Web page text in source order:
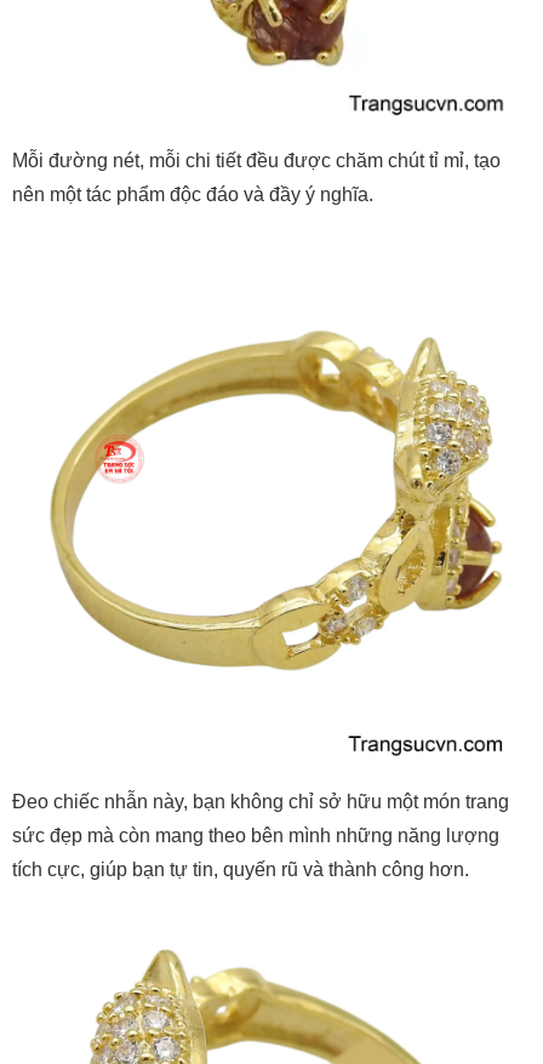
Mỗi đường nét, mỗi chi tiết đều được chăm chút tỉ mỉ, tạo
nên một tác phẩm độc đáo và đầy ý nghĩa.
Đeo chiếc nhẫn này, bạn không chỉ sở hữu một món trang
sức đẹp mà còn mang theo bên mình những năng lượng
tích cực, giúp bạn tự tin, quyến rũ và thành công hơn.